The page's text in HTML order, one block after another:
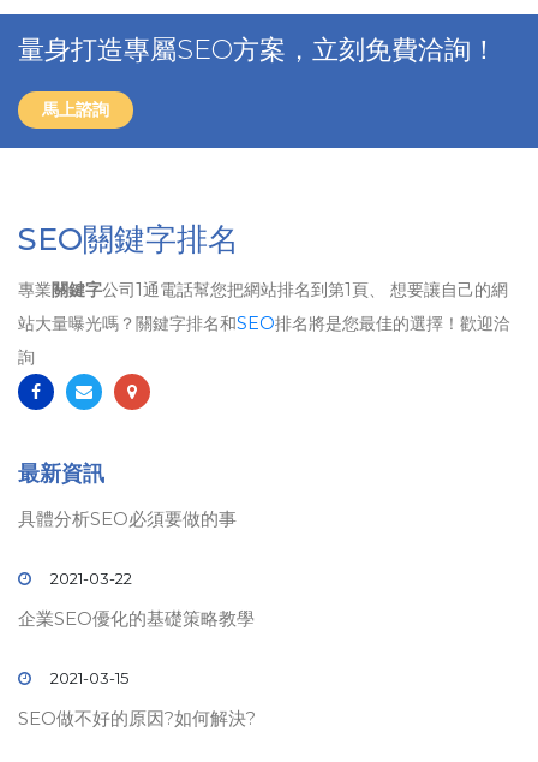
量身打造專屬SEO方案，立刻免費洽詢！
馬上諮詢
SEO關鍵字排名
專業關鍵字公司1通電話幫您把網站排名到第1頁、 想要讓自己的網
站大量曝光嗎？關鍵字排名和SEO排名將是您最佳的選擇！歡迎洽
詢
最新資訊
具體分析SEO必須要做的事
2021-03-22
企業SEO優化的基礎策略教學
2021-03-15
SEO做不好的原因?如何解決?